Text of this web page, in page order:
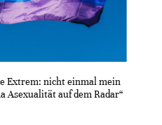
Extrem: nicht einmal mein
Asexualität auf dem Radar“